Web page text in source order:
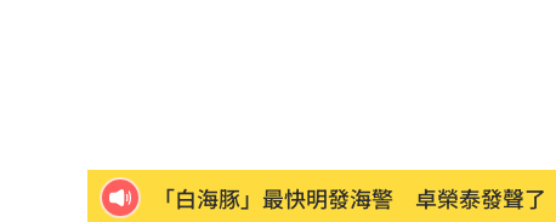
「白海豚」最快明發海警 卓榮泰發聲了